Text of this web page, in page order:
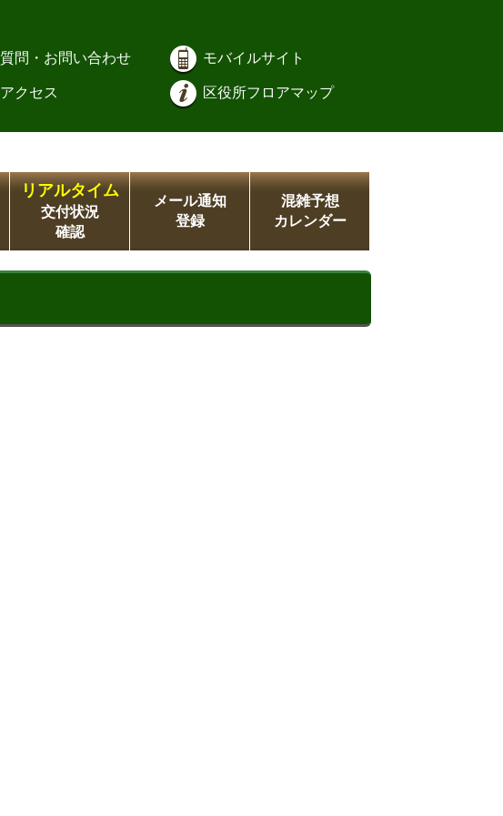
質問・お問い合わせ モバイルサイト
アクセス 区役所フロアマップ
リアルタイム
交付状況
確認
メール通知
登録
混雑予想
カレンダー